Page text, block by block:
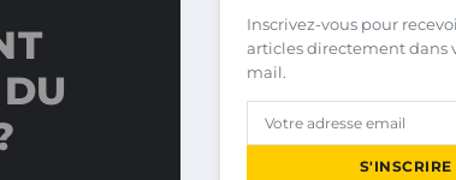
Inscrivez-vous pour
articles directement dans
mail.
S'INSCRIRE